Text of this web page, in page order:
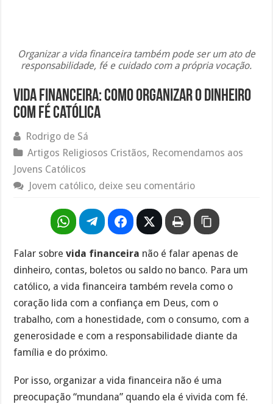
Organizar a vida financeira também pode ser um ato de
responsabilidade, fé e cuidado com a própria vocação.
Vida Financeira: Como Organizar o Dinheiro
com Fé Católica
Rodrigo de Sá
Artigos Religiosos Cristãos, Recomendamos aos
Jovens Católicos
Jovem católico, deixe seu comentário
Falar sobrevida financeira não é falar apenas de
dinheiro, contas, boletos ou saldo no banco. Para um
católico, a vida financeira também revela como o
coração lida com a confiança em Deus, com o
trabalho, com a honestidade, com o consumo, com a
generosidade e com a responsabilidade diante da
família e do próximo.
Por isso, organizar a vida financeira não é uma
preocupação “mundana” quando ela é vivida com fé.